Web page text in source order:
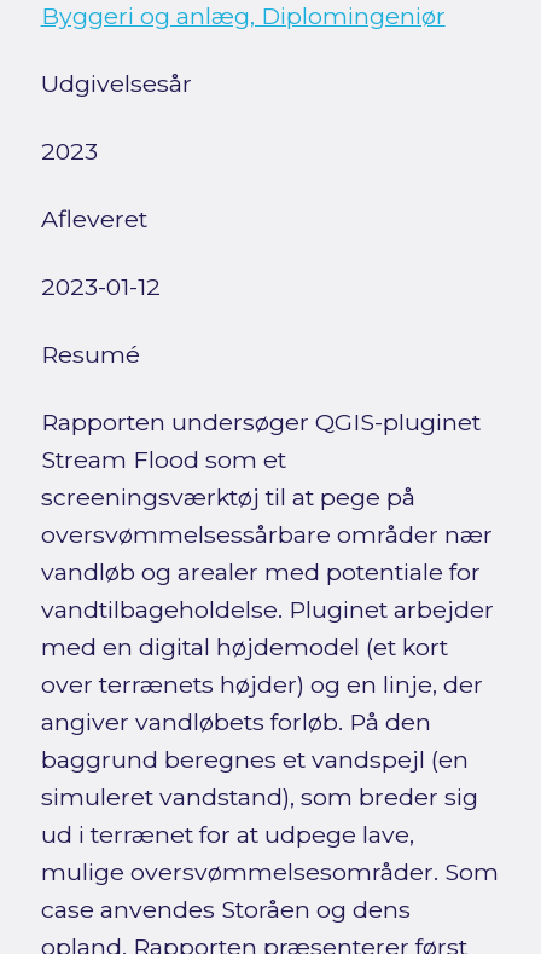
Byggeri og anlæg, Diplomingeniør
Udgivelsesår
2023
Afleveret
2023-01-12
Resumé
Rapporten undersøger QGIS-pluginet
Stream Flood som et
screeningsværktøj til at pege på
oversvømmelsessårbare områder nær
vandløb og arealer med potentiale for
vandtilbageholdelse. Pluginet arbejder
med en digital højdemodel (et kort
over terrænets højder) og en linje, der
angiver vandløbets forløb. På den
baggrund beregnes et vandspejl (en
simuleret vandstand), som breder sig
ud i terrænet for at udpege lave,
mulige oversvømmelsesområder. Som
case anvendes Storåen og dens
opland. Rapporten præsenterer først